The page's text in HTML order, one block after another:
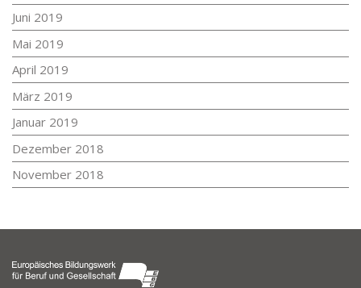
Juni 2019
Mai 2019
April 2019
März 2019
Januar 2019
Dezember 2018
November 2018